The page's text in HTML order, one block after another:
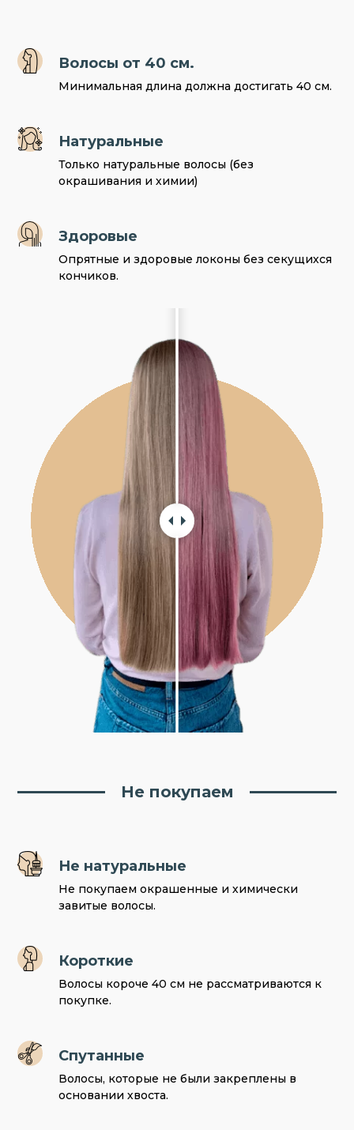
Волосы от 40 см.
Минимальная длина должна достигать 40 см.
Натуральные
Только натуральные волосы (без
окрашивания и химии)
Здоровые
Опрятные и здоровые локоны без секущихся
кончиков.
Не покупаем
Не натуральные
Не покупаем окрашенные и химически
завитые волосы.
Короткие
Волосы короче 40 см не рассматриваются к
покупке.
Спутанные
Волосы, которые не были закреплены в
основании хвоста.